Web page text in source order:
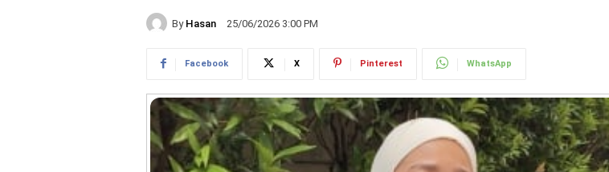
By Hasan 25/06/2026 3:00 PM
Facebook X Pinterest WhatsApp